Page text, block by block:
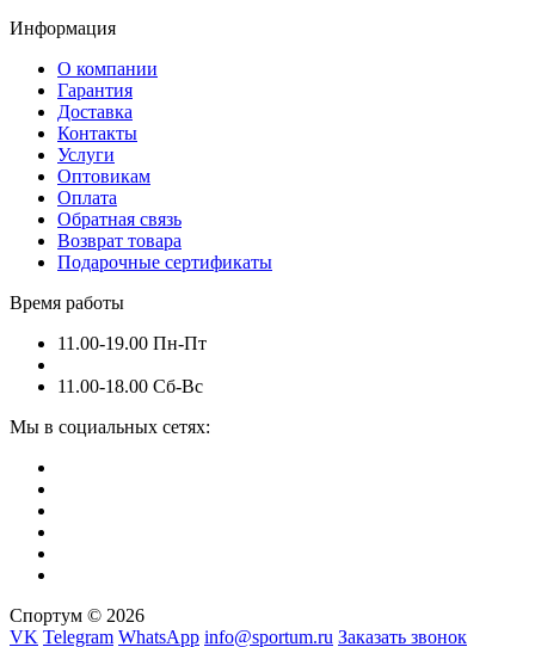
Информация
О компании
Гарантия
Доставка
Контакты
Услуги
Оптовикам
Оплата
Обратная связь
Возврат товара
Подарочные сертификаты
Время работы
11.00-19.00 Пн-Пт
11.00-18.00 Сб-Вс
Мы в социальных сетях:
Спортум © 2026
VK Telegram WhatsApp info@sportum.ru Заказать звонок